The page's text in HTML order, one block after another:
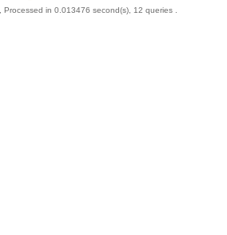
, Processed in 0.013476 second(s), 12 queries .